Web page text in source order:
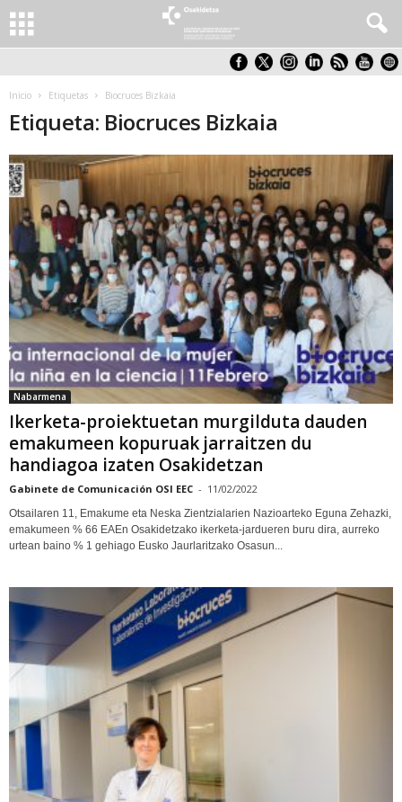
Inicio Etiquetas Biocruces Bizkaia
Etiqueta: Biocruces Bizkaia
Nabarmena
Ikerketa-proiektuetan murgilduta dauden
emakumeen kopuruak jarraitzen du
handiagoa izaten Osakidetzan
Gabinete de Comunicación OSI EEC - 11/02/2022
Otsailaren 11, Emakume eta Neska Zientzialarien Nazioarteko Eguna Zehazki,
emakumeen % 66 EAEn Osakidetzako ikerketa-jardueren buru dira, aurreko
urtean baino % 1 gehiago Eusko Jaurlaritzako Osasun...